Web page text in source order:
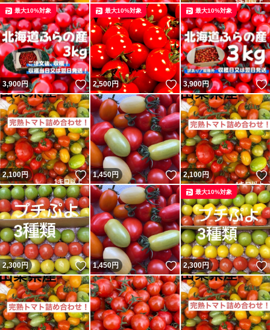
3,900円 いいね！
最大10%対象
2,500円 いいね！
最大10%対象
3,900円
最大10%対象
2,100円 いいね！
1,450円 いいね！
2,100円
2,300円 いいね！
1,450円 いいね！
2,300円
最大10%対象